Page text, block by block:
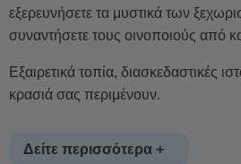
εξερευνήσετε τα μυστικά των
συναντήσετε τους οινοποιούς από
Εξαιρετικά τοπία, διασκεδαστικές
κρασιά σας περιμένουν.
Δείτε περισσότερα +